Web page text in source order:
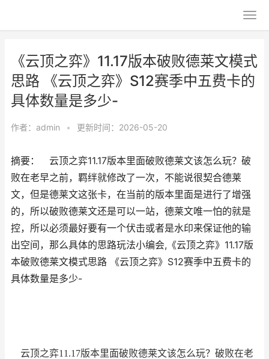
《云顶之弈》11.17版本破败德莱文模式
思路 《云顶之弈》S12赛季中五费卡的
具体数量是多少-
作者： admin • 更新时间：2026-05-20
摘要： 云顶之弈11.17版本里面破败德莱文该怎么玩？破
败在老早之前，羁绊就修改了一次，不能说很契合德莱
文，但是德莱文这张卡，在当前的版本里面是进行了增强
的，所以破败德莱文还是可以一站，德莱文唯一怕的就是
控，所以必须最好要有一个伏击或者是水印来保证他的输
出空间，那么具体的思路玩法小编会,《云顶之弈》11.17版
本破败德莱文模式思路 《云顶之弈》S12赛季中五费卡的
具体数量是多少-
云顶之弈11.17版本里面破败德莱文该怎么玩？破败在老